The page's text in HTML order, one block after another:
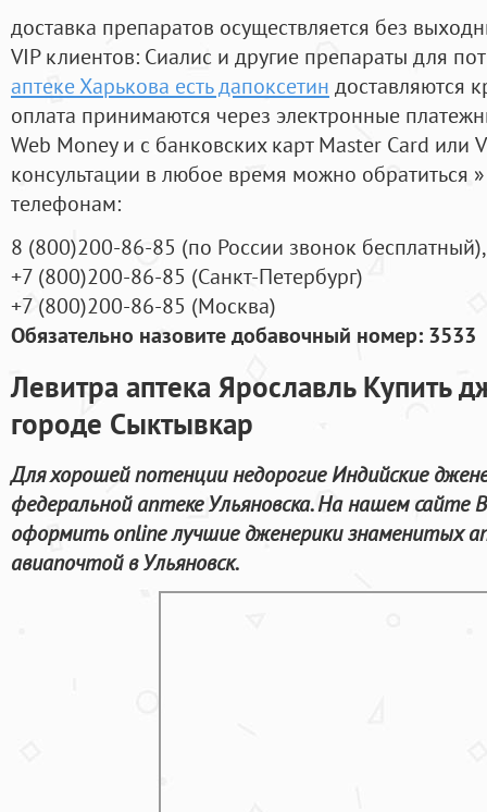
доставка препаратов осуществляется без
VIP клиентов: Сиалис и другие препараты для
аптеке Харькова есть дапоксетин доставляются
оплата принимаются через электронные
Web Money и с банковских карт Master Card или
консультации в любое время можно обратиться
телефонам:
8 (800)200-86-85 (по России звонок бесплатный),
+7 (800)200-86-85 (Санкт-Петербург)
+7 (800)200-86-85 (Москва)
Обязательно назовите добавочный номер: 3533
Левитра аптека Ярославль Купить
городе Сыктывкар
Для хорошей потенции недорогие Индийские
федеральной аптеке Ульяновска. На нашем сайте
оформить online лучшие дженерики знаменитых
авиапочтой в Ульяновск.